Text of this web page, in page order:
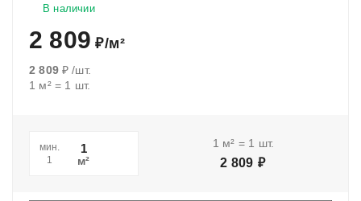
В наличии
2 809 ₽/м²
2 809 ₽ /шт.
1 м²= 1 шт.
мин.
1
м²
1 м² = 1 шт.
2 809 ₽